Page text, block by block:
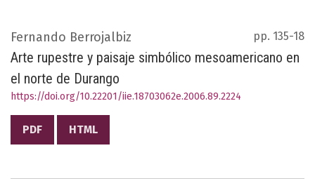
Fernando Berrojalbiz pp. 135-18
Arte rupestre y paisaje simbólico mesoamericano en
el norte de Durango
https://doi.org/10.22201/iie.18703062e.2006.89.2224
PDF HTML